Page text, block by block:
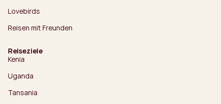
Lovebirds
Reisen mit Freunden
Reiseziele
Kenia
Uganda
Tansania